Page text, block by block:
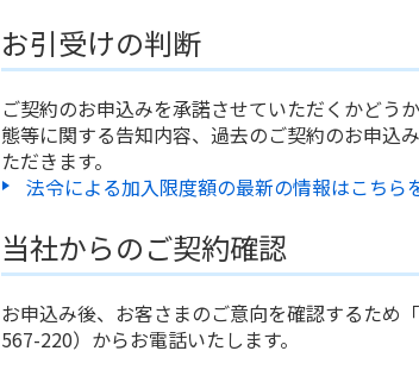
お引受けの判断
ご契約のお申込みを承諾させていただくかどう
態等に関する告知内容、過去のご契約のお申込
ただきます。
法令による加入限度額の最新の情報はこちら
当社からのご契約確認
お申込み後、お客さまのご意向を確認するため
567-220）からお電話いたします。